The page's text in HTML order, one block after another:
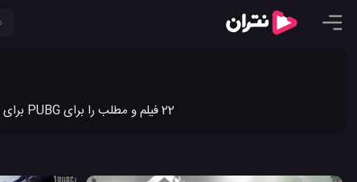
22 فیلم و مطلب را برای PUBG برای کامپیوتر در نتران به اشتراک گذاشته ایم. جدیدترین ویدیو کلیپ ها و مطالب PUBG برای کامپیوتر را در نتران ببینید.